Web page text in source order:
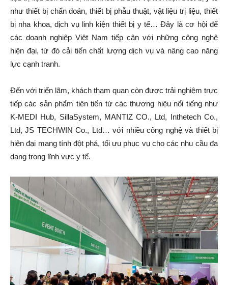
như thiết bị chẩn đoán, thiết bị phẫu thuật, vật liệu trị liệu, thiết
bị nha khoa, dịch vụ linh kiện thiết bị y tế… Đây là cơ hội để
các doanh nghiệp Việt Nam tiếp cận với những công nghệ
hiện đại, từ đó cải tiến chất lượng dịch vụ và nâng cao năng
lực cạnh tranh.
Đến với triển lãm, khách tham quan còn được trải nghiệm trực
tiếp các sản phẩm tiên tiến từ các thương hiệu nổi tiếng như
K-MEDI Hub, SillaSystem, MANTIZ CO., Ltd, Inthetech Co.,
Ltd, JS TECHWIN Co., Ltd… với nhiều công nghệ và thiết bị
hiện đại mang tính đột phá, tối ưu phục vụ cho các nhu cầu đa
dạng trong lĩnh vực y tế.